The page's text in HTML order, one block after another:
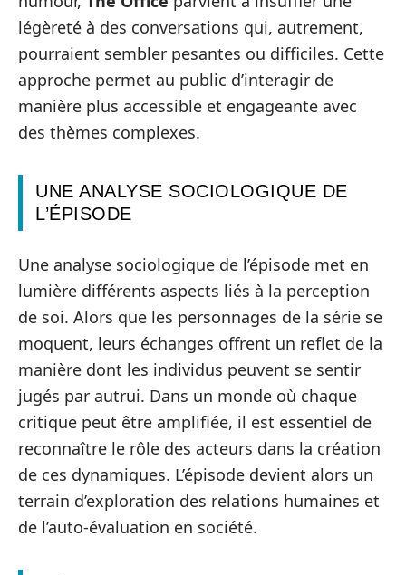
légèreté à des conversations qui, autrement,
pourraient sembler pesantes ou difficiles. Cette
approche permet au public d’interagir de
manière plus accessible et engageante avec
des thèmes complexes.
UNE ANALYSE SOCIOLOGIQUE DE
L’ÉPISODE
Une analyse sociologique de l’épisode met en
lumière différents aspects liés à la perception
de soi. Alors que les personnages de la série se
moquent, leurs échanges offrent un reflet de la
manière dont les individus peuvent se sentir
jugés par autrui. Dans un monde où chaque
critique peut être amplifiée, il est essentiel de
reconnaître le rôle des acteurs dans la création
de ces dynamiques. L’épisode devient alors un
terrain d’exploration des relations humaines et
de l’auto-évaluation en société.